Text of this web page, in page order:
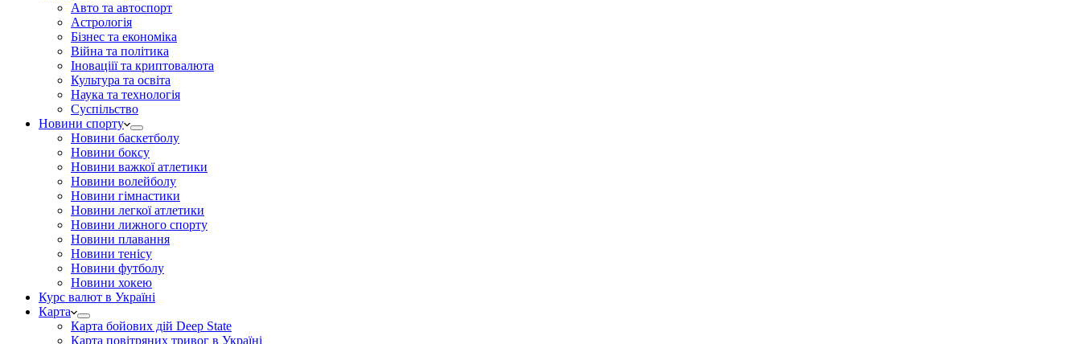
Авто та автоспорт
Астрологія
Бізнес та економіка
Війна та політика
Іноваціії та криптовалюта
Культура та освіта
Наука та технологія
Суспільство
Новини спорту
Новини баскетболу
Новини боксу
Новини важкої атлетики
Новини волейболу
Новини гімнастики
Новини легкої атлетики
Новини лижного спорту
Новини плавання
Новини тенісу
Новини футболу
Новини хокею
Курс валют в Україні
Карта
Карта бойових дій Deep State
Карта повітряних тривог в Україні